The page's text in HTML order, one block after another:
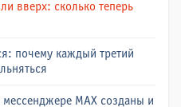
вверх: сколько теперь
почему каждый третий
мессенджере МАХ созданы и